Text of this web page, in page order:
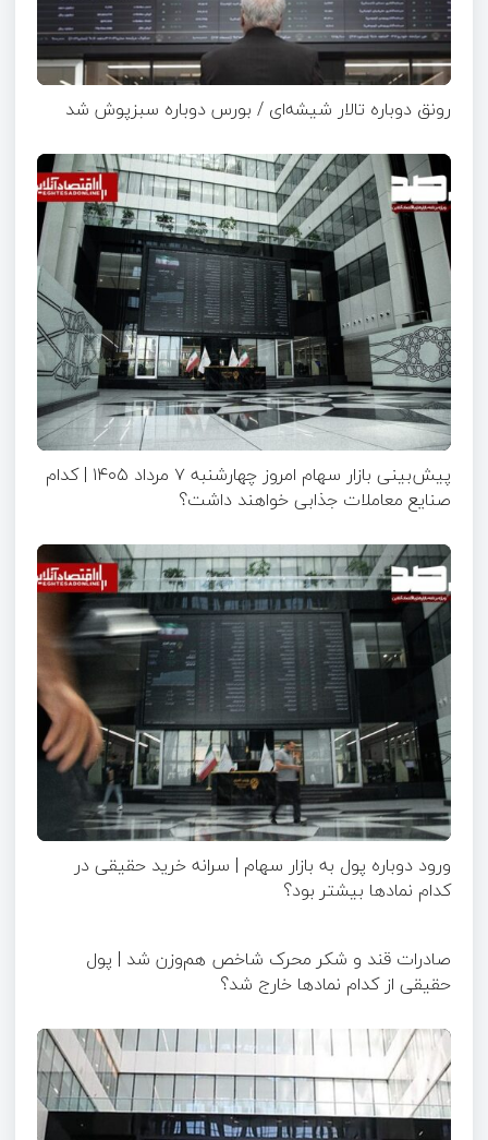
رونق دوباره تالار شیشه‌ای / بورس دوباره سبزپوش شد
پیش‌بینی بازار سهام امروز چهارشنبه ۷ مرداد ۱۴۰۵ | کدام
صنایع معاملات جذابی خواهند داشت؟
ورود دوباره پول به بازار سهام | سرانه خرید حقیقی در
کدام نماد‌ها بیشتر بود؟
صادرات قند و شکر محرک شاخص هم‌وزن شد | پول
حقیقی از کدام نماد‌ها خارج شد؟